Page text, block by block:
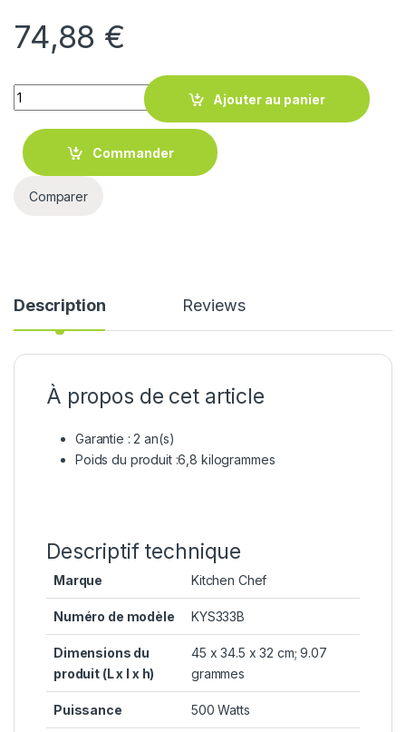
74,88 €
Quantity
Ajouter au panier
Commander
Comparer
Description Reviews
À propos de cet article
Garantie : 2 an(s)
Poids du produit :6,8 kilogrammes
Descriptif technique
Marque ‎Kitchen Chef
Numéro de modèle ‎KYS333B
Dimensions du
produit (L x l x h)
‎45 x 34.5 x 32 cm; 9.07
grammes
Puissance ‎500 Watts